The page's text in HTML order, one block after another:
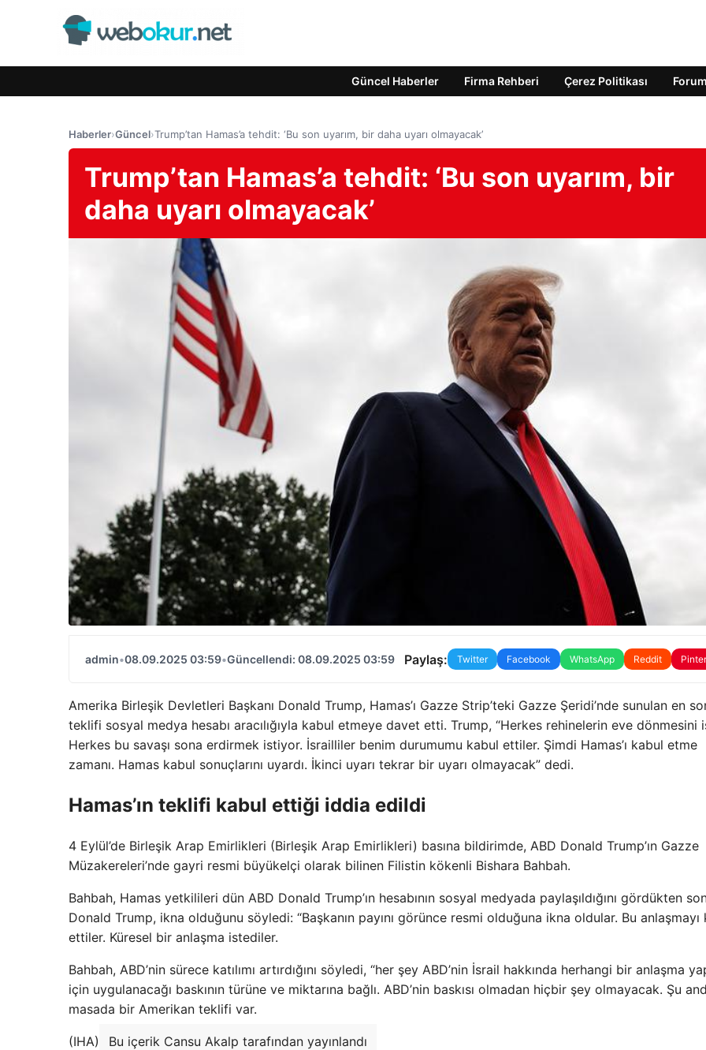
Güncel Haberler Firma Rehberi Çerez Politikası Forum
Haberler›Güncel›Trump’tan Hamas’a tehdit: ‘Bu son uyarım, bir daha uyarı olmayacak’
Trump’tan Hamas’a tehdit: ‘Bu son uyarım, bir
daha uyarı olmayacak’
admin•08.09.2025 03:59•Güncellendi: 08.09.2025 03:59 Paylaş: Twitter Facebook WhatsApp Reddit
Amerika Birleşik Devletleri Başkanı Donald Trump, Hamas’ı Gazze Strip’teki Gazze Şeridi’nde sunulan en
teklifi sosyal medya hesabı aracılığıyla kabul etmeye davet etti. Trump, “Herkes rehinelerin eve dönmesini
Herkes bu savaşı sona erdirmek istiyor. İsrailliler benim durumumu kabul ettiler. Şimdi Hamas’ı kabul etme
zamanı. Hamas kabul sonuçlarını uyardı. İkinci uyarı tekrar bir uyarı olmayacak” dedi.
Hamas’ın teklifi kabul ettiği iddia edildi
4 Eylül’de Birleşik Arap Emirlikleri (Birleşik Arap Emirlikleri) basına bildirimde, ABD Donald Trump’ın Gazze
Müzakereleri’nde gayri resmi büyükelçi olarak bilinen Filistin kökenli Bishara Bahbah.
Bahbah, Hamas yetkilileri dün ABD Donald Trump’ın hesabının sosyal medyada paylaşıldığını gördükten
Donald Trump, ikna olduğunu söyledi: “Başkanın payını görünce resmi olduğuna ikna oldular. Bu anlaşmayı
ettiler. Küresel bir anlaşma istediler.
Bahbah, ABD’nin sürece katılımı artırdığını söyledi, “her şey ABD’nin İsrail hakkında herhangi bir anlaşma
için uygulanacağı baskının türüne ve miktarına bağlı. ABD’nin baskısı olmadan hiçbir şey olmayacak. Şu
masada bir Amerikan teklifi var.
(IHA) Bu içerik Cansu Akalp tarafından yayınlandı